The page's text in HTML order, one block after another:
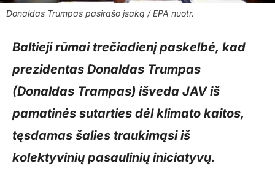
Donaldas Trumpas pasirašo įsaką / EPA nuotr.
Baltieji rūmai trečiadienį paskelbė, kad
prezidentas Donaldas Trumpas
(Donaldas Trampas) išveda JAV iš
pamatinės sutarties dėl klimato kaitos,
tęsdamas šalies traukimąsi iš
kolektyvinių pasaulinių iniciatyvų.